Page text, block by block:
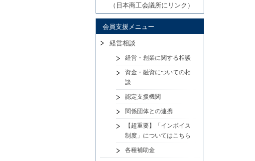
（日本商工会議所にリンク）
会員支援メニュー
経営相談
経営・創業に関する相談
資金・融資についての相
談
認定支援機関
関係団体との連携
【超重要】「インボイス
制度」についてはこちら
各種補助金